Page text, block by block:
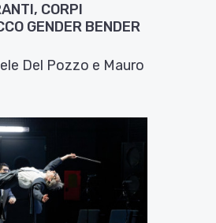
CORPI
GENDER BENDER
Del Pozzo e Mauro